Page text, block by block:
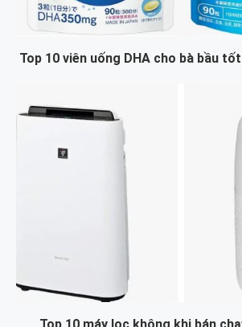
Top 10 viên uống DHA cho bà bầu